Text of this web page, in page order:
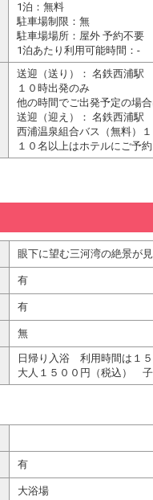
1泊：無料
駐車場制限：無
駐車場場所：屋外 予約不要
1泊あたり利用可能時間：-
送迎（送り）： 名鉄西浦駅
１０時出発のみ
他の時間でご出発予定の場
送迎（迎え）： 名鉄西浦駅
西浦温泉組合バス（無料）
１０名以上はホテルにご予
眼下に望む三河湾の絶景が
有
有
無
日帰り入浴 利用時間は１
大人１５００円（税込） 子
有
大浴場